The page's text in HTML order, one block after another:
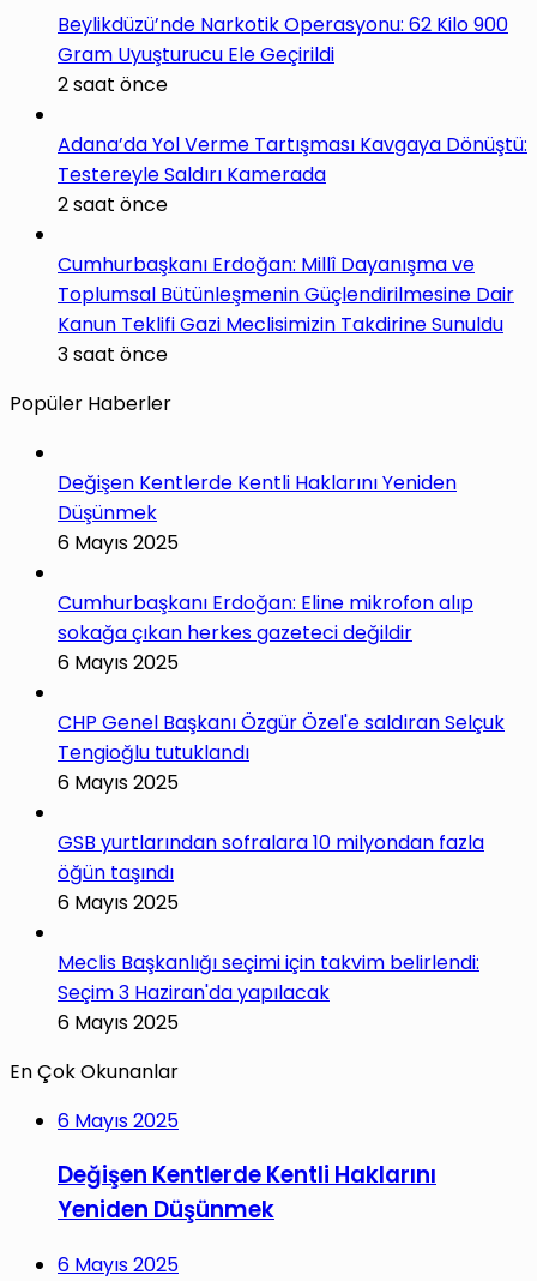
Beylikdüzü’nde Narkotik Operasyonu: 62 Kilo 900
Gram Uyuşturucu Ele Geçirildi
2 saat önce
Adana’da Yol Verme Tartışması Kavgaya Dönüştü:
Testereyle Saldırı Kamerada
2 saat önce
Cumhurbaşkanı Erdoğan: Millî Dayanışma ve
Toplumsal Bütünleşmenin Güçlendirilmesine Dair
Kanun Teklifi Gazi Meclisimizin Takdirine Sunuldu
3 saat önce
Popüler Haberler
Değişen Kentlerde Kentli Haklarını Yeniden
Düşünmek
6 Mayıs 2025
Cumhurbaşkanı Erdoğan: Eline mikrofon alıp
sokağa çıkan herkes gazeteci değildir
6 Mayıs 2025
CHP Genel Başkanı Özgür Özel'e saldıran Selçuk
Tengioğlu tutuklandı
6 Mayıs 2025
GSB yurtlarından sofralara 10 milyondan fazla
öğün taşındı
6 Mayıs 2025
Meclis Başkanlığı seçimi için takvim belirlendi:
Seçim 3 Haziran'da yapılacak
6 Mayıs 2025
En Çok Okunanlar
6 Mayıs 2025
Değişen Kentlerde Kentli Haklarını
Yeniden Düşünmek
6 Mayıs 2025